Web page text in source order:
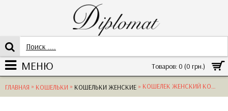
Товаров: 0 (0 грн.)
МЕНЮ
ГЛАВНАЯ » КОШЕЛЬКИ » КОШЕЛЬКИ ЖЕНСКИЕ » КОШЕЛЕК ЖЕНСКИЙ КОЖАНЫЙ VISCONTI RB55 HONOLULU C RFID PLUM MULTI